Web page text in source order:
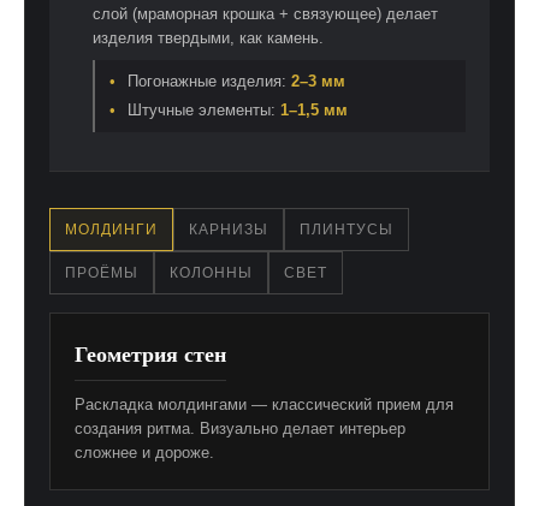
слой (мраморная крошка + связующее) делает
изделия твердыми, как камень.
• Погонажные изделия: 2–3 мм
•
Штучные элементы: 1–1,5 мм
МОЛДИНГИ КАРНИЗЫ ПЛИНТУСЫ
ПРОЁМЫ КОЛОННЫ СВЕТ
Геометрия стен
Раскладка молдингами — классический прием для
создания ритма. Визуально делает интерьер
сложнее и дороже.